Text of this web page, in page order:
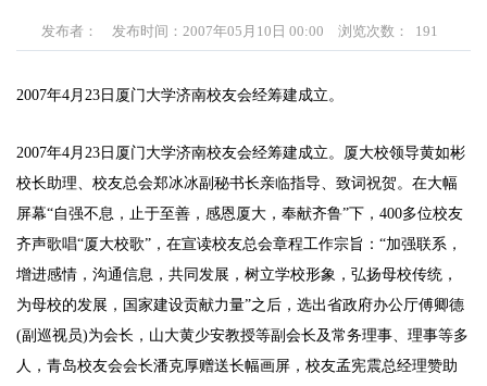
发布者： 发布时间：2007年05月10日 00:00 浏览次数： 191
2007年4月23日厦门大学济南校友会经筹建成立。
2007年4月23日厦门大学济南校友会经筹建成立。厦大校领导黄如彬
校长助理、校友总会郑冰冰副秘书长亲临指导、致词祝贺。在大幅
屏幕“自强不息，止于至善，感恩厦大，奉献齐鲁”下，400多位校友
齐声歌唱“厦大校歌”，在宣读校友总会章程工作宗旨：“加强联系，
增进感情，沟通信息，共同发展，树立学校形象，弘扬母校传统，
为母校的发展，国家建设贡献力量”之后，选出省政府办公厅傅卿德
(副巡视员)为会长，山大黄少安教授等副会长及常务理事、理事等多
人，青岛校友会会长潘克厚赠送长幅画屏，校友孟宪震总经理赞助